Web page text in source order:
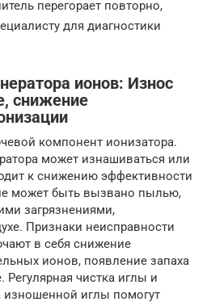
перегорает повторно,
для диагностики
ионов: Износ
снижение
компонент ионизатора.
может изнашиваться или
к снижению эффективности
может быть вызвано пылью,
загрязнениями,
Признаки неисправности
в себя снижение
ионов, появление запаха
Регулярная чистка иглы и
иглы помогут